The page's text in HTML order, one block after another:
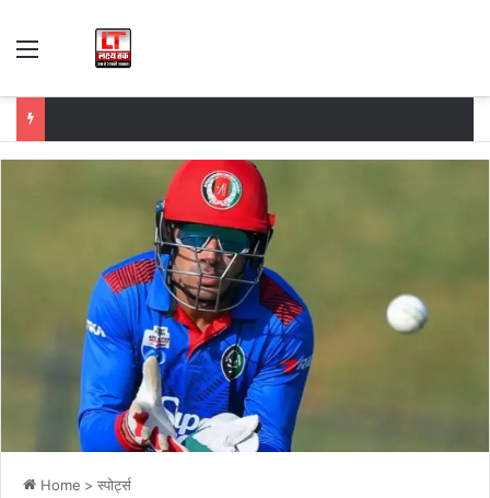
Menu
Home > स्पोर्ट्स